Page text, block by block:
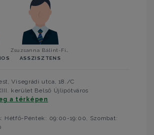
ASSZISZTENS
Visegrádi utca, 18./C
kerület Belső Újlipótváros
a térképen
Hétfő-Péntek: 09:00-19:00, Szombat: